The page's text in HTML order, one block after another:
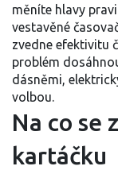
měníte hlavy
vestavěné
zvedne efektivitu
problém
dásněmi,
volbou.
Na co se
kartáčku